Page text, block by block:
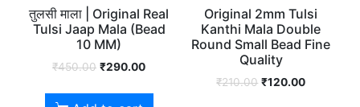
तुलसी माला | Original Real
Tulsi Jaap Mala (Bead
10 MM)
₹450.00 ₹290.00
Original 2mm Tulsi
Kanthi Mala Double
Round Small Bead Fine
Quality
₹210.00 ₹120.00